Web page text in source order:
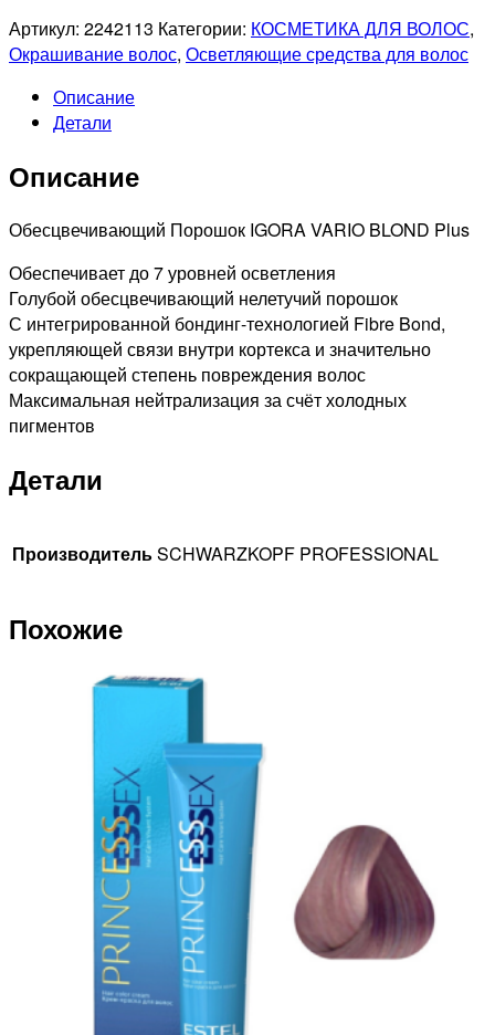
Артикул: 2242113 Категории: КОСМЕТИКА ДЛЯ ВОЛОС,
Окрашивание волос, Осветляющие средства для волос
Описание
Детали
Описание
Обесцвечивающий Порошок IGORA VARIO BLOND Plus
Обеспечивает до 7 уровней осветления
Голубой обесцвечивающий нелетучий порошок
С интегрированной бондинг-технологией Fibre Bond,
укрепляющей связи внутри кортекса и значительно
сокращающей степень повреждения волос
Максимальная нейтрализация за счёт холодных
пигментов
Детали
ПроизводительSCHWARZKOPF PROFESSIONAL
Похожие